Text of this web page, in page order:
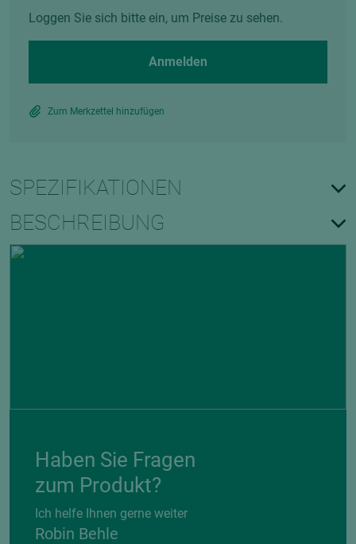
Loggen Sie sich bitte ein, um Preise zu sehen.
Anmelden
Zum Merkzettel hinzufügen
SPEZIFIKATIONEN
BESCHREIBUNG
Haben Sie Fragen
zum Produkt?
Ich helfe Ihnen gerne weiter
Robin Behle